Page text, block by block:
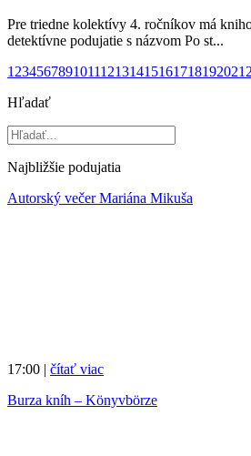
Pre triedne kolektívy 4. ročníkov má
detektívne podujatie s názvom Po st...
123456789101112131415161718192021
Hľadať
Najbližšie podujatia
Autorský večer Mariána Mikuša
17:00 | čítať viac
Burza kníh – Könyvbörze